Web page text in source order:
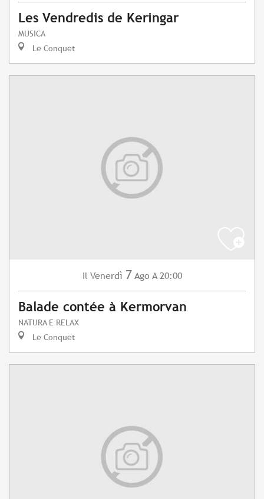
Les Vendredis de Keringar
MUSICA
Le Conquet
Il Venerdì 7 Ago A 20:00
Balade contée à Kermorvan
NATURA E RELAX
Le Conquet